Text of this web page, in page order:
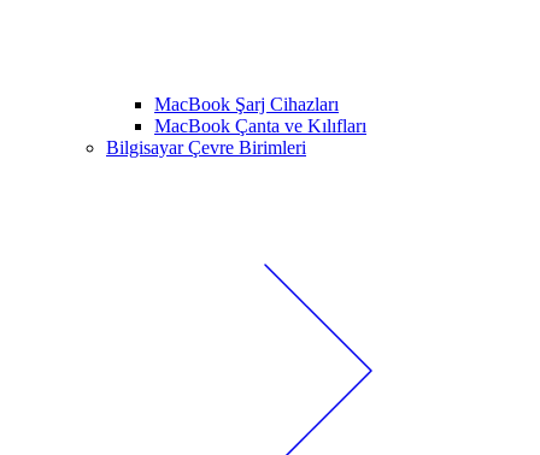
MacBook Şarj Cihazları
MacBook Çanta ve Kılıfları
Bilgisayar Çevre Birimleri